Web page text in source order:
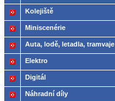
Kolejiště
Miniscenérie
Auta, lodě, letadla, tramvaje
Elektro
Digitál
Náhradní díly